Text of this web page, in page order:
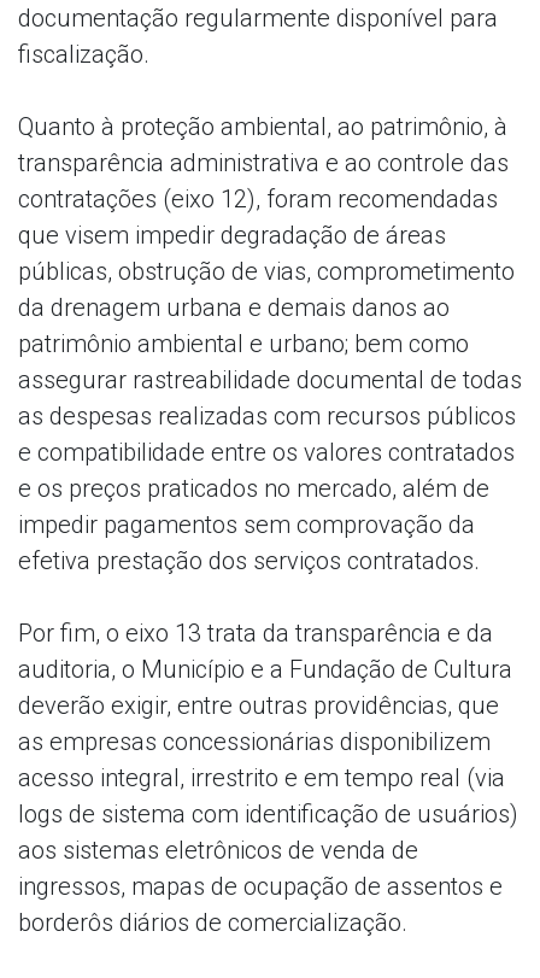
documentação regularmente disponível para
fiscalização.
Quanto à proteção ambiental, ao patrimônio, à
transparência administrativa e ao controle das
contratações (eixo 12), foram recomendadas
que visem impedir degradação de áreas
públicas, obstrução de vias, comprometimento
da drenagem urbana e demais danos ao
patrimônio ambiental e urbano; bem como
assegurar rastreabilidade documental de todas
as despesas realizadas com recursos públicos
e compatibilidade entre os valores contratados
e os preços praticados no mercado, além de
impedir pagamentos sem comprovação da
efetiva prestação dos serviços contratados.
Por fim, o eixo 13 trata da transparência e da
auditoria, o Município e a Fundação de Cultura
deverão exigir, entre outras providências, que
as empresas concessionárias disponibilizem
acesso integral, irrestrito e em tempo real (via
logs de sistema com identificação de usuários)
aos sistemas eletrônicos de venda de
ingressos, mapas de ocupação de assentos e
borderôs diários de comercialização.